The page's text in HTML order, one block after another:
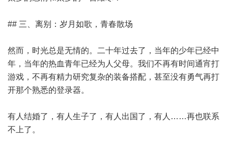
## 三、离别：岁月如歌，青春散场
然而，时光总是无情的。二十年过去了，当年的少年已经中
年，当年的热血青年已经为人父母。我们不再有时间通宵打
游戏，不再有精力研究复杂的装备搭配，甚至没有勇气再打
开那个熟悉的登录器。
有人结婚了，有人生子了，有人出国了，有人……再也联系
不上了。